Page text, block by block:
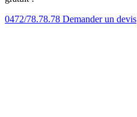
0472/78.78.78 Demander un devis